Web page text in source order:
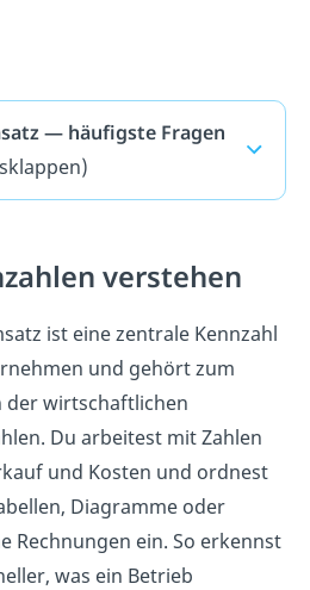
— häufigste Fragen
verstehen
ist eine zentrale Kennzahl
und gehört zum
der wirtschaftlichen
Du arbeitest mit Zahlen
und Kosten und ordnest
Diagramme oder
Rechnungen ein. So erkennst
was ein Betrieb